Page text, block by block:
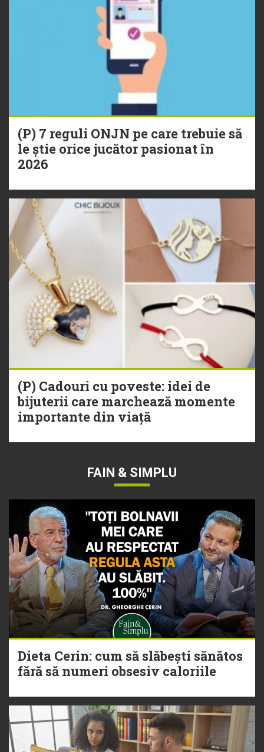
(P) 7 reguli ONJN pe care trebuie să
le știe orice jucător pasionat în
2026
(P) Cadouri cu poveste: idei de
bijuterii care marchează momente
importante din viață
FAIN & SIMPLU
Dieta Cerin: cum să slăbești sănătos
fără să numeri obsesiv caloriile